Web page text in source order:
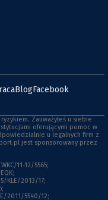
BlogFacebook
Zauważyłeś u siebie
oferującymi pomoc w
u legalnych firm z
jest sponsorowany przez
11-12/5565;
KLE/2013/17;
2011/5540/12;